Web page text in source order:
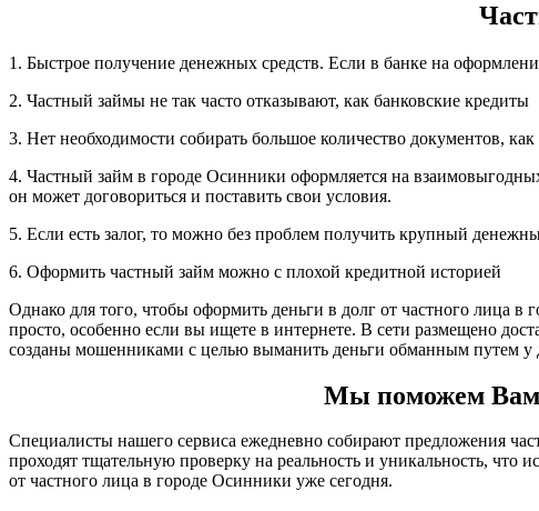
1. Быстрое получение денежных средств. Если в банке на
2. Частный займы не так часто отказывают, как банковские кредиты
3. Нет необходимости собирать большое количество документов,
4. Частный займ в городе Осинники оформляется на
он может договориться и поставить свои условия.
5. Если есть залог, то можно без проблем получить крупный
6. Оформить частный займ можно с плохой кредитной историей
Однако для того, чтобы оформить деньги в долг от частного лица
просто, особенно если вы ищете в интернете. В сети размещено
созданы мошенниками с целью выманить деньги обманным путем у
Мы поможем Вам
Специалисты нашего сервиса ежедневно собирают предложения
проходят тщательную проверку на реальность и уникальность,
от частного лица в городе Осинники уже сегодня.